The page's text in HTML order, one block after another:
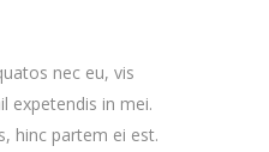
nec eu, vis
expetendis in mei.
hinc partem ei est.